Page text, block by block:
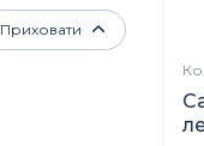
Приховати